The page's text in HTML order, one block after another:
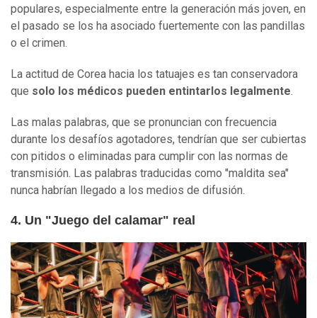
populares, especialmente entre la generación más joven, en
el pasado se los ha asociado fuertemente con las pandillas
o el crimen.
La actitud de Corea hacia los tatuajes es tan conservadora
que solo los médicos pueden entintarlos legalmente.
Las malas palabras, que se pronuncian con frecuencia
durante los desafíos agotadores, tendrían que ser cubiertas
con pitidos o eliminadas para cumplir con las normas de
transmisión. Las palabras traducidas como "maldita sea"
nunca habrían llegado a los medios de difusión.
4. Un "Juego del calamar" real